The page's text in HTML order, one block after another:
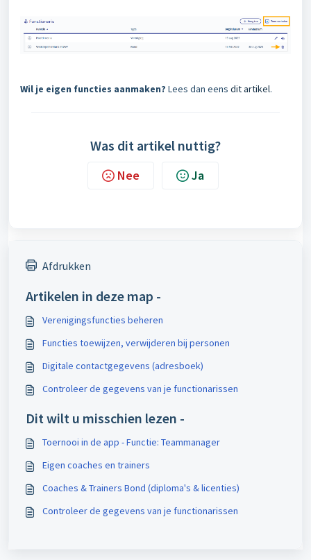
Wil je eigen functies aanmaken? Lees dan eens dit artikel.
Was dit artikel nuttig?
Nee Ja
Afdrukken
Artikelen in deze map -
Verenigingsfuncties beheren
Functies toewijzen, verwijderen bij personen
Digitale contactgegevens (adresboek)
Controleer de gegevens van je functionarissen
Dit wilt u misschien lezen -
Toernooi in de app - Functie: Teammanager
Eigen coaches en trainers
Coaches & Trainers Bond (diploma's & licenties)
Controleer de gegevens van je functionarissen